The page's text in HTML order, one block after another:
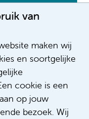
van
maken wij
en soortgelijke
cookie is een
op jouw
bezoek. Wij
vacature dan